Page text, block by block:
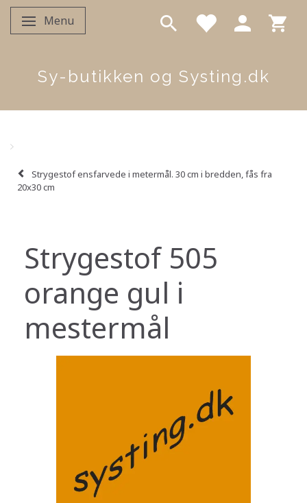
Skifte navigation
Menu
Sy-butikken og Systing.dk
Strygestof ensfarvede i metermål. 30 cm i bredden, fås fra
20x30 cm
Strygestof 505
orange gul i
mestermål